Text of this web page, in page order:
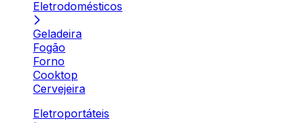
Eletrodomésticos
Geladeira
Fogão
Forno
Cooktop
Cervejeira
Eletroportáteis